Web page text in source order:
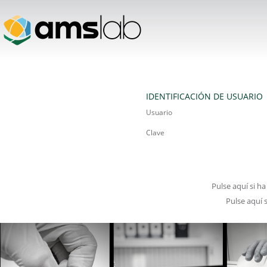
IDENTIFICACIÓN DE USUARIO
Usuario
Clave
Pulse aquí si
Pulse aquí